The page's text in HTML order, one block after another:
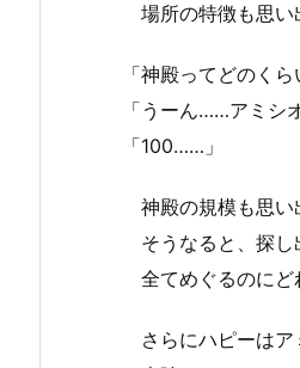
場所の特徴も思い
「神殿ってどのくら
「うーん……アミシ
「100……」
神殿の規模も思い
そうなると、探し
全てめぐるのにど
さらにハピーはア